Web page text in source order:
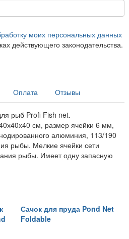
моих персональных данных
действующего законодательства.
Оплата Отзывы
рыб Profi Fish net.
см, размер ячейки 6 мм,
алюминия, 113/190
рыбы. Мелкие ячейки сети
рыбы. Имеет одну запасную
Сачок для пруда Pond Net
Foldable